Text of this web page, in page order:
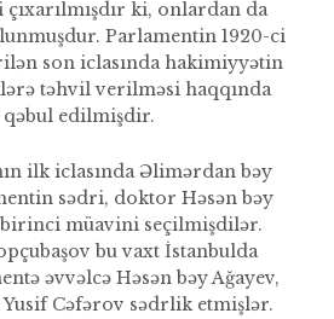
ki, onlardan da
Parlamentin 1920-ci
son iclasında hakimiyyətin
təhvil verilməsi haq­qında
edilmişdir.
ilk icla­sında Əlimərdan bəy
sədri, doktor Həsən bəy
müavini seçilmişdilər.
bu vaxt İstan­bulda
əvvəlcə Həsən bəy Ağayev,
Cəfərov sədrlik etmişlər.